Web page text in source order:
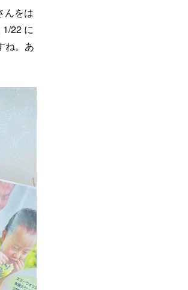
んをは
22 に
ね。あ